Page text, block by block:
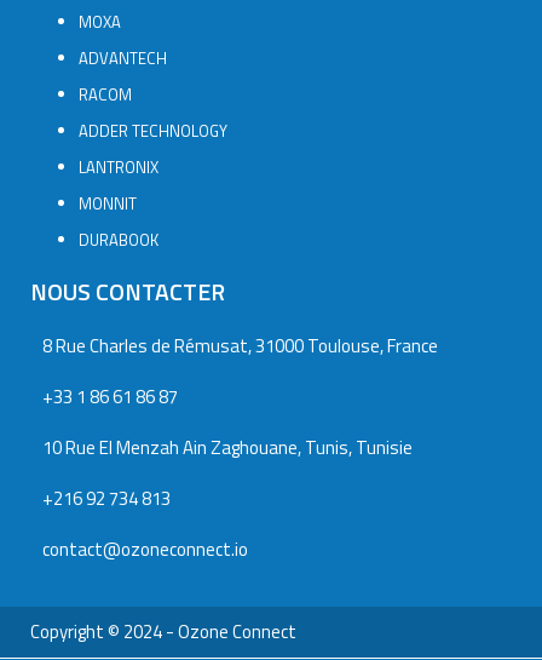
MOXA
ADVANTECH
RACOM
ADDER TECHNOLOGY
LANTRONIX
MONNIT
DURABOOK
NOUS CONTACTER
8 Rue Charles de Rémusat, 31000 Toulouse, France
+33 1 86 61 86 87
10 Rue El Menzah Ain Zaghouane, Tunis, Tunisie
+216 92 734 813
contact@ozoneconnect.io
Copyright © 2024 - Ozone Connect